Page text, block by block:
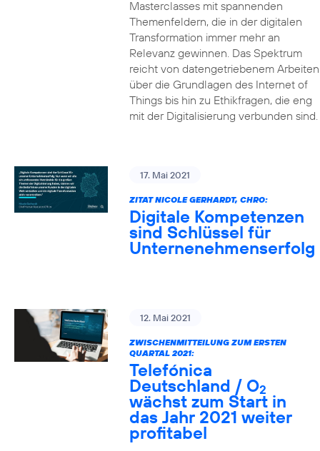
Masterclasses mit spannenden
Themenfeldern, die in der digitalen
Transformation immer mehr an
Relevanz gewinnen. Das Spektrum
reicht von datengetriebenem Arbeiten
über die Grundlagen des Internet of
Things bis hin zu Ethikfragen, die eng
mit der Digitalisierung verbunden sind.
17. Mai 2021
ZITAT NICOLE GERHARDT, CHRO:
Digitale Kompetenzen
sind Schlüssel für
Unternenehmenserfolg
12. Mai 2021
ZWISCHENMITTEILUNG ZUM ERSTEN
QUARTAL 2021:
Telefónica
Deutschland / O2
wächst zum Start in
das Jahr 2021 weiter
profitabel